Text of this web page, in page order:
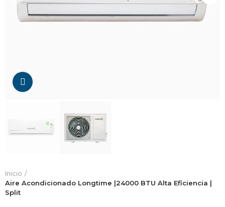
Inicio
Aire Acondicionado Longtime |24000 BTU Alta Eficiencia |
Split